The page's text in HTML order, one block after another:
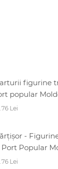
figurine
popular
Lei
-
Popular
Lei